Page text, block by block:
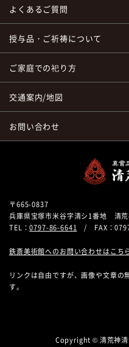
よくあるご質問
授与品・ご祈祷について
ご家庭での祀り方
交通案内/地図
お問い合わせ
〒665-0837
兵庫県宝塚市米谷字清シ1番地 清
TEL：0797-86-6641 / FAX：
鉄斎美術館へのお問い合わせはこち
リンクは自由ですが、画像や文章の
す。
Copyright © 清荒神